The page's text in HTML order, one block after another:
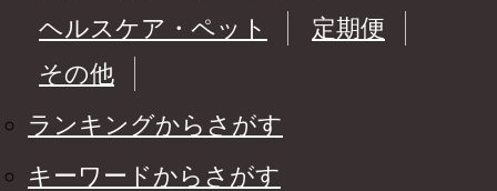
ヘルスケア・ペット
定期便
その他
ランキングからさがす
キーワードからさがす